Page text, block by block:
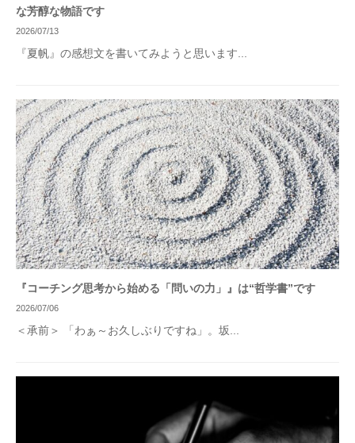
な芳醇な物語です
2026/07/13
『夏帆』の感想文を書いてみようと思います...
『コーチング思考から始める「問いの力」』は“哲学書”です
2026/07/06
＜承前＞ 「わぁ～お久しぶりですね」。坂...